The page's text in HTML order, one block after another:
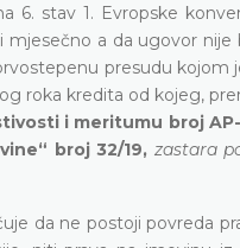
6. stav 1. Evropske
mjesečno a da ugovor
presudu kojom
roka kredita od kojeg,
i meritumu broj
broj 32/19, zastara
da ne postoji povreda